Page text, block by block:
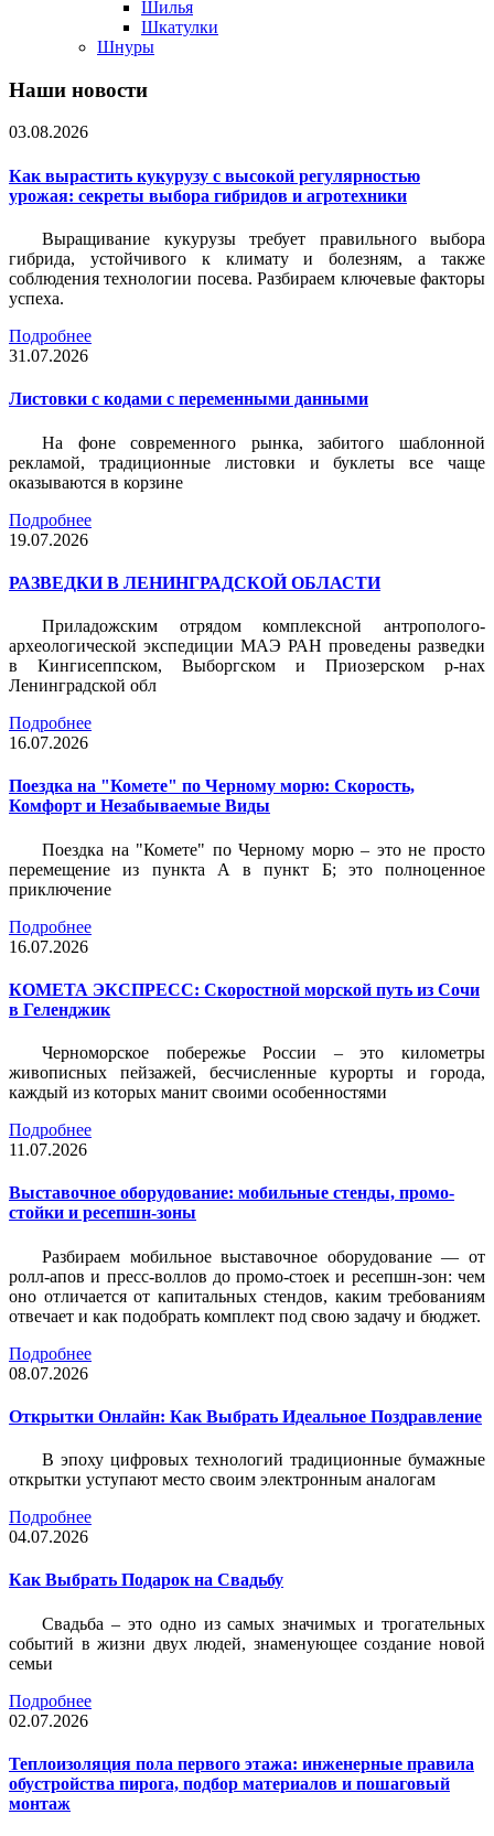
Шилья
Шкатулки
Шнуры
Наши новости
03.08.2026
Как вырастить кукурузу с высокой регулярностью
урожая: секреты выбора гибридов и агротехники
Выращивание кукурузы требует правильного выбора
гибрида, устойчивого к климату и болезням, а также
соблюдения технологии посева. Разбираем ключевые факторы
успеха.
Подробнее
31.07.2026
Листовки c кодами с переменными данными
На фоне современного рынка, забитого шаблонной
рекламой, традиционные листовки и буклеты все чаще
оказываются в корзине
Подробнее
19.07.2026
РАЗВЕДКИ В ЛЕНИНГРАДСКОЙ ОБЛАСТИ
Приладожским отрядом комплексной антрополого-
археологической экспедиции МАЭ РАН проведены разведки
в Кингисеппском, Выборгском и Приозерском р-нах
Ленинградской обл
Подробнее
16.07.2026
Поездка на "Комете" по Черному морю: Скорость,
Комфорт и Незабываемые Виды
Поездка на "Комете" по Черному морю – это не просто
перемещение из пункта А в пункт Б; это полноценное
приключение
Подробнее
16.07.2026
КОМЕТА ЭКСПРЕСС: Скоростной морской путь из Сочи
в Геленджик
Черноморское побережье России – это километры
живописных пейзажей, бесчисленные курорты и города,
каждый из которых манит своими особенностями
Подробнее
11.07.2026
Выставочное оборудование: мобильные стенды, промо-
стойки и ресепшн-зоны
Разбираем мобильное выставочное оборудование — от
ролл-апов и пресс-воллов до промо-стоек и ресепшн-зон: чем
оно отличается от капитальных стендов, каким требованиям
отвечает и как подобрать комплект под свою задачу и бюджет.
Подробнее
08.07.2026
Открытки Онлайн: Как Выбрать Идеальное Поздравление
В эпоху цифровых технологий традиционные бумажные
открытки уступают место своим электронным аналогам
Подробнее
04.07.2026
Как Выбрать Подарок на Свадьбу
Свадьба – это одно из самых значимых и трогательных
событий в жизни двух людей, знаменующее создание новой
семьи
Подробнее
02.07.2026
Теплоизоляция пола первого этажа: инженерные правила
обустройства пирога, подбор материалов и пошаговый
монтаж